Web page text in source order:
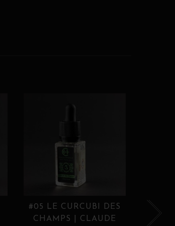
#05 LE CURCUBI DES
CHAMPS | CLAUDE